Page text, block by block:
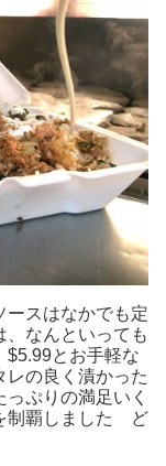
ースはなかでも定
、なんといっても
$5.99とお手軽な
レの良く漬かった
ぷりの満足いく
制覇しました ど